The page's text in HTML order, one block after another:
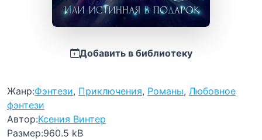
Добавить в библиотеку
Жанр:Фэнтези, Приключения, Романы, Любовное
фэнтези
Автор:Ксения Винтер
Размер:960.5 kB